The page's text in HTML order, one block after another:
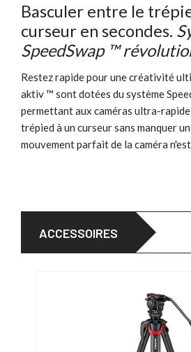
Basculer entre le
curseur en secondes.
SpeedSwap ™
Restez rapide pour une créativité
aktiv ™ sont dotées du système
permettant aux caméras ultra-
trépied à un curseur sans manquer
mouvement parfait de la caméra
ACCESSOIRES